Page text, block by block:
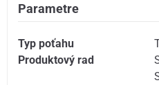
Parametre
Typ poťahu
Produktový rad